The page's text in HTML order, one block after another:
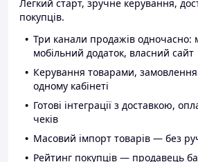
Легкий старт, зручне керування,
покупців.
Три канали продажів одночасно:
мобільний додаток, власний сайт
Керування товарами,
одному кабінеті
Готові інтеграції з доставкою,
чеків
Масовий імпорт товарів — без
Рейтинг покупців — продавець